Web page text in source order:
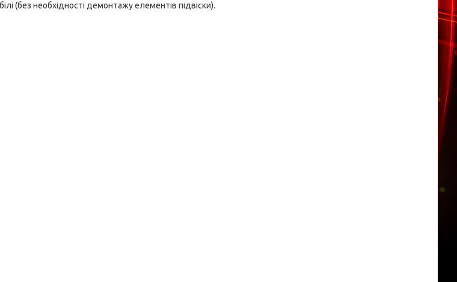
(без необхідності демонтажу елементів підвіски).